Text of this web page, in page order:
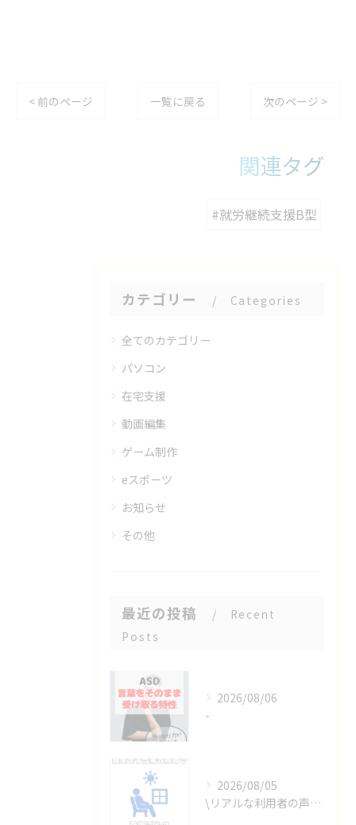
< 前のページ 一覧に戻る 次のページ >
関連タグ
#就労継続支援B型
カテゴリー Categories
全てのカテゴリー
パソコン
在宅支援
動画編集
ゲーム制作
eスポーツ
お知らせ
その他
最近の投稿
Recent
Posts
2026/08/06
-
2026/08/05
\リアルな利用者の声📣/